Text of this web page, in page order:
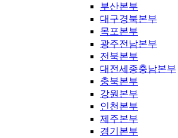
부산본부
대구경북본부
목포본부
광주전남본부
전북본부
대전세종충남본부
충북본부
강원본부
인천본부
제주본부
경기본부